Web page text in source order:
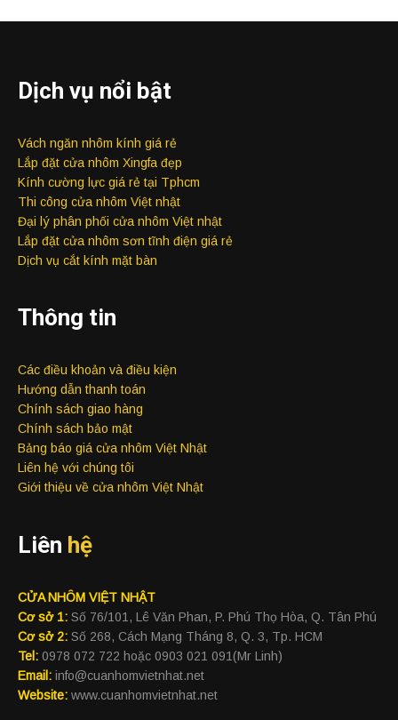
Dịch vụ nổi bật
Vách ngăn nhôm kính giá rẻ
Lắp đặt cửa nhôm Xingfa đẹp
Kính cường lực giá rẻ tại Tphcm
Thi công cửa nhôm Việt nhật
Đại lý phân phối cửa nhôm Việt nhật
Lắp đặt cửa nhôm sơn tĩnh điện giá rẻ
Dịch vụ cắt kính mặt bàn
Thông tin
Các điều khoản và điều kiện
Hướng dẫn thanh toán
Chính sách giao hàng
Chính sách bảo mật
Bảng báo giá cửa nhôm Việt Nhật
Liên hệ với chúng tôi
Giới thiệu về cửa nhôm Việt Nhật
Liên hệ
CỬA NHÔM VIỆT NHẬT
Cơ sở 1: Số 76/101, Lê Văn Phan, P. Phú Thọ Hòa, Q. Tân Phú
Cơ sở 2: Số 268, Cách Mạng Tháng 8, Q. 3, Tp. HCM
Tel: 0978 072 722 hoặc 0903 021 091(Mr Linh)
Email: info@cuanhomvietnhat.net
Website: www.cuanhomvietnhat.net